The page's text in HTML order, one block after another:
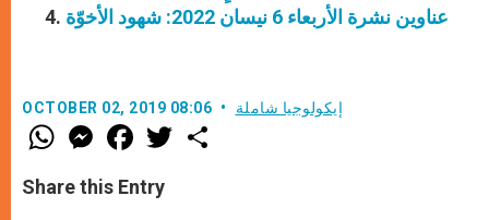
عناوين نشرة الأربعاء 6 نيسان 2022: شهود الأخوّة
OCTOBER 02, 2019 08:06 إيكولوجيا شاملة
W
h
t
s
M
e
s
e
F
a
e
b
w
Share this Entry